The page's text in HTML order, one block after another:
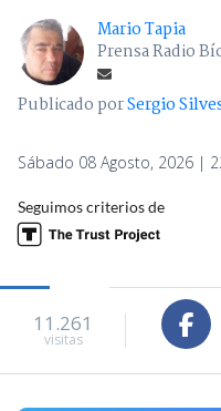
Mario Tapia
Prensa Radio
Publicado porSergio
Sábado 08 Agosto, 2026 |
Seguimos criterios de
11.261
visitas